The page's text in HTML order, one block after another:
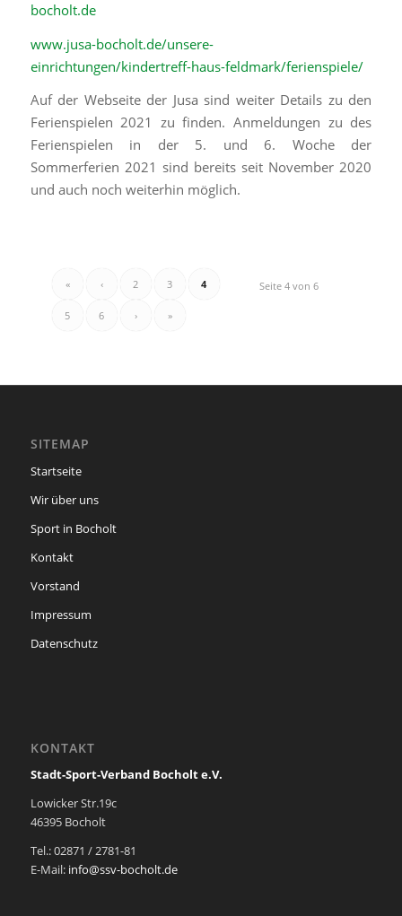
bocholt.de
www.jusa-bocholt.de/unsere-
einrichtungen/kindertreff-haus-feldmark/ferienspiele/
Auf der Webseite der Jusa sind weiter Details zu den
Ferienspielen 2021 zu finden. Anmeldungen zu des
Ferienspielen in der 5. und 6. Woche der
Sommerferien 2021 sind bereits seit November 2020
und auch noch weiterhin möglich.
Seite 4 von 6
« ‹ 2 3 4
5 6 › »
SITEMAP
Startseite
Wir über uns
Sport in Bocholt
Kontakt
Vorstand
Impressum
Datenschutz
KONTAKT
Stadt-Sport-Verband Bocholt e.V.
Lowicker Str.19c
46395 Bocholt
Tel.: 02871 / 2781-81
E-Mail: info@ssv-bocholt.de